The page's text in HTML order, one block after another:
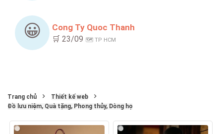
😀 Cong Ty Quoc Thanh
🛒 23/09 🗺️ TP HCM
Trang chủ
Thiết kế web
Đồ lưu niệm, Quà tặng, Phong thủy, Dòng họ